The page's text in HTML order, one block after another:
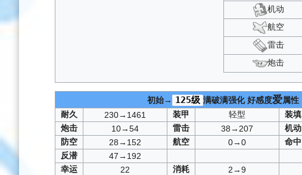
机动
航空
雷击
炮击
初始→ 125级 满破满强化好感度爱属性
耐久
230→1461 装甲 轻型 装填
炮击
10→54 雷击 38→207 机动
防空
28→152 航空 0→0 命中
反潜
47→192
幸运
22 消耗
2→9